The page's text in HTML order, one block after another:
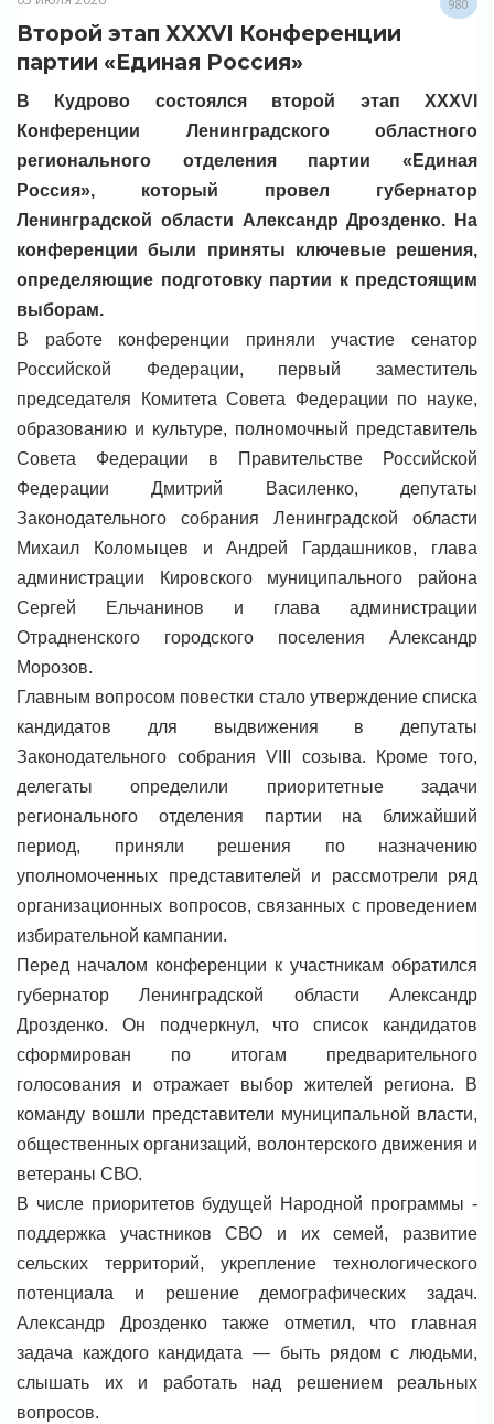
980
Второй этап XXXVI Конференции
партии «Единая Россия»
В Кудрово состоялся второй этап XXXVI
Конференции Ленинградского областного
регионального отделения партии «Единая
Россия», который провел губернатор
Ленинградской области Александр Дрозденко. На
конференции были приняты ключевые решения,
определяющие подготовку партии к предстоящим
выборам.
В работе конференции приняли участие сенатор
Российской Федерации, первый заместитель
председателя Комитета Совета Федерации по науке,
образованию и культуре, полномочный представитель
Совета Федерации в Правительстве Российской
Федерации Дмитрий Василенко, депутаты
Законодательного собрания Ленинградской области
Михаил Коломыцев и Андрей Гардашников, глава
администрации Кировского муниципального района
Сергей Ельчанинов и глава администрации
Отрадненского городского поселения Александр
Морозов.
Главным вопросом повестки стало утверждение списка
кандидатов для выдвижения в депутаты
Законодательного собрания VIII созыва. Кроме того,
делегаты определили приоритетные задачи
регионального отделения партии на ближайший
период, приняли решения по назначению
уполномоченных представителей и рассмотрели ряд
организационных вопросов, связанных с проведением
избирательной кампании.
Перед началом конференции к участникам обратился
губернатор Ленинградской области Александр
Дрозденко. Он подчеркнул, что список кандидатов
сформирован по итогам предварительного
голосования и отражает выбор жителей региона. В
команду вошли представители муниципальной власти,
общественных организаций, волонтерского движения и
ветераны СВО.
В числе приоритетов будущей Народной программы -
поддержка участников СВО и их семей, развитие
сельских территорий, укрепление технологического
потенциала и решение демографических задач.
Александр Дрозденко также отметил, что главная
задача каждого кандидата — быть рядом с людьми,
слышать их и работать над решением реальных
вопросов.